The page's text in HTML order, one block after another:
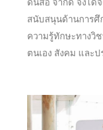
สนับสนุนด้านการศึ
ความรู้ทักษะทางวิ
ตนเอง สังคม และ